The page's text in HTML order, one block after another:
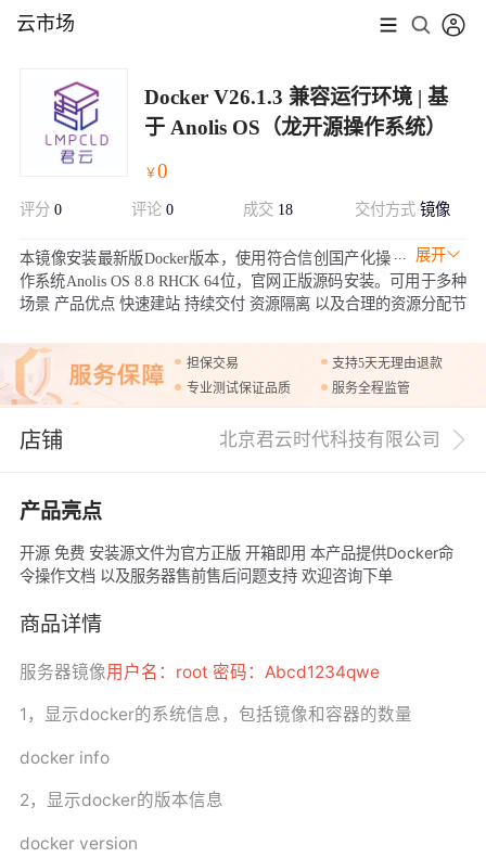
云市场
Docker V26.1.3 兼容运行环境 | 基
于 Anolis OS（龙开源操作系统）
￥0
评分 0 评论 0 成交 18 交付方式镜像
展开
本镜像安装最新版Docker版本，使用符合信创国产化操
作系统Anolis OS 8.8 RHCK 64位，官网正版源码安装。可用于多种
场景 产品优点 快速建站 持续交付 资源隔离 以及合理的资源分配节
担保交易
支持5天无理由退款
专业测试保证品质
服务全程监管
店铺 北京君云时代科技有限公司
产品亮点
开源 免费 安装源文件为官方正版 开箱即用 本产品提供Docker命
令操作文档 以及服务器售前售后问题支持 欢迎咨询下单
商品详情
服务器镜像用户名：root 密码：Abcd1234qwe
1，显示docker的系统信息，包括镜像和容器的数量
docker info
2，显示docker的版本信息
docker version